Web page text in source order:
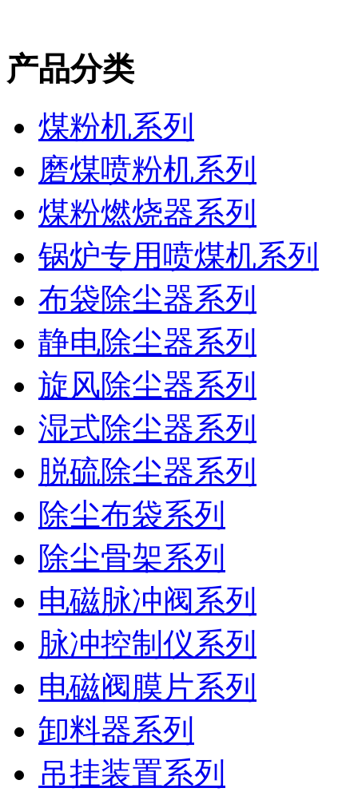
产品分类
煤粉机系列
磨煤喷粉机系列
煤粉燃烧器系列
锅炉专用喷煤机系列
布袋除尘器系列
静电除尘器系列
旋风除尘器系列
湿式除尘器系列
脱硫除尘器系列
除尘布袋系列
除尘骨架系列
电磁脉冲阀系列
脉冲控制仪系列
电磁阀膜片系列
卸料器系列
吊挂装置系列